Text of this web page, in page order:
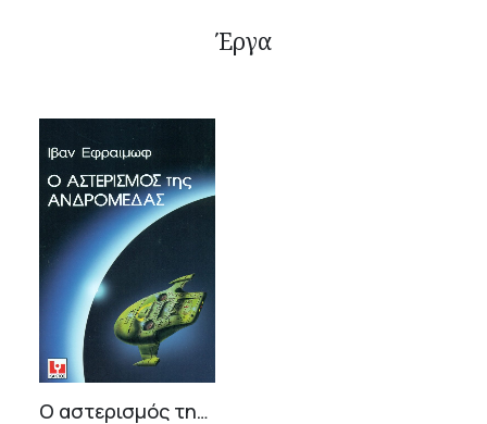
Έργα
Ο αστερισμός της Ανδρομέδας